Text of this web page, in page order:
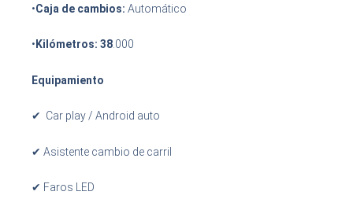
•Caja de cambios: Automático
• Kilómetros: 38 .000
Equipamiento
✔ Car play / Android auto
✔ Asistente cambio de carril
✔ Faros LED